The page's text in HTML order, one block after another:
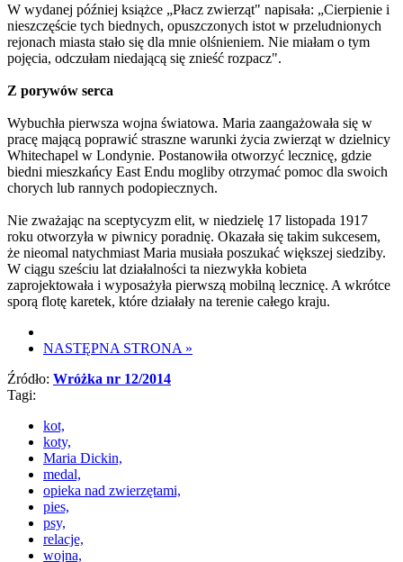
W wydanej później książce „Płacz zwierząt" napisała: „Cierpienie i
nieszczęście tych biednych, opuszczonych istot w przeludnionych
rejonach miasta stało się dla mnie olśnieniem. Nie miałam o tym
pojęcia, odczułam niedającą się znieść rozpacz".
Z porywów serca
Wybuchła pierwsza wojna światowa. Maria zaangażowała się w
pracę mającą poprawić straszne warunki życia zwierząt w dzielnicy
Whitechapel w Londynie. Postanowiła otworzyć lecznicę, gdzie
biedni mieszkańcy East Endu mogliby otrzymać pomoc dla swoich
chorych lub rannych podopiecznych.
Nie zważając na sceptycyzm elit, w niedzielę 17 listopada 1917
roku otworzyła w piwnicy poradnię. Okazała się takim sukcesem,
że nieomal natychmiast Maria musiała poszukać większej siedziby.
W ciągu sześciu lat działalności ta niezwykła kobieta
zaprojektowała i wyposażyła pierwszą mobilną lecznicę. A wkrótce
sporą flotę karetek, które działały na terenie całego kraju.
NASTĘPNA STRONA »
Źródło: Wróżka nr 12/2014
Tagi:
kot,
koty,
Maria Dickin,
medal,
opieka nad zwierzętami,
pies,
psy,
relacje,
wojna,